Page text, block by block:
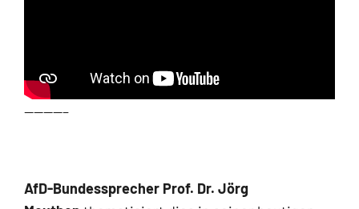
————–
AfD-Bundessprecher Prof. Dr. Jörg